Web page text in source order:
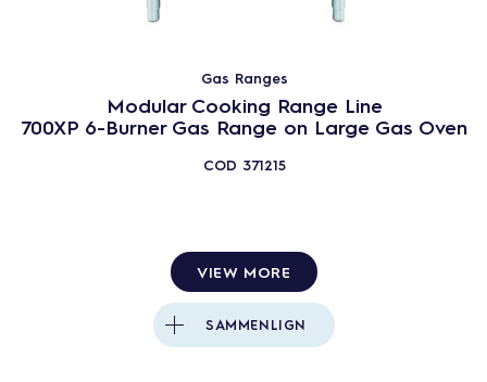
Gas Ranges
Modular Cooking Range Line
700XP 6-Burner Gas Range on Large Gas Oven
COD 371215
VIEW MORE
SAMMENLIGN